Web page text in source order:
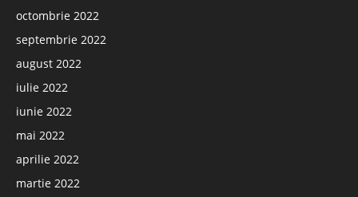
octombrie 2022
septembrie 2022
august 2022
iulie 2022
iunie 2022
mai 2022
aprilie 2022
martie 2022